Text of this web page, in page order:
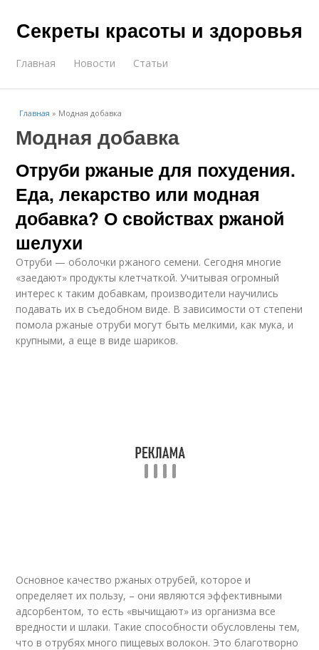
Секреты красоты и здоровья
Главная Новости Статьи
Главная » Модная добавка
Модная добавка
Отруби ржаные для похудения.
Еда, лекарство или модная
добавка? О свойствах ржаной
шелухи
Отруби — оболочки ржаного семени. Сегодня многие
«заедают» продукты клетчаткой. Учитывая огромный
интерес к таким добавкам, производители научились
подавать их в съедобном виде. В зависимости от степени
помола ржаные отруби могут быть мелкими, как мука, и
крупными, а еще в виде шариков.
Основное качество ржаных отрубей, которое и
определяет их пользу, – они являются эффективными
адсорбентом, то есть «вычищают» из организма все
вредности и шлаки. Такие способности обусловлены тем,
что в отрубях много пищевых волокон. Это благотворно